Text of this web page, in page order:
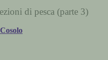
di pesca (parte 3)